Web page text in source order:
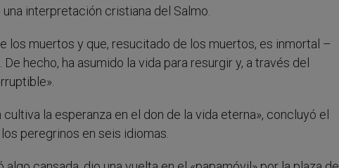
interpretación cristiana del Salmo.
los muertos y que, resucitado de los muertos, es inmortal –
hecho, ha asumido la vida para resurgir y, a través del
la esperanza en el don de la vida eterna», concluyó el
peregrinos en seis idiomas.